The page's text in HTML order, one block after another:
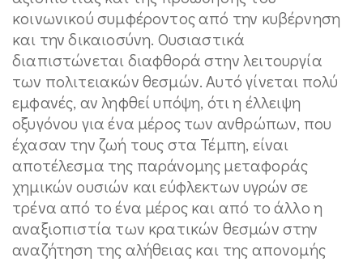
κοινωνικού συμφέροντος από την κυβέρνηση
και την δικαιοσύνη. Ουσιαστικά
διαπιστώνεται διαφθορά στην λειτουργία
των πολιτειακών θεσμών. Αυτό γίνεται πολύ
εμφανές, αν ληφθεί υπόψη, ότι η έλλειψη
οξυγόνου για ένα μέρος των ανθρώπων, που
έχασαν την ζωή τους στα Τέμπη, είναι
αποτέλεσμα της παράνομης μεταφοράς
χημικών ουσιών και εύφλεκτων υγρών σε
τρένα από το ένα μέρος και από το άλλο η
αναξιοπιστία των κρατικών θεσμών στην
αναζήτηση της αλήθειας και της απονομής